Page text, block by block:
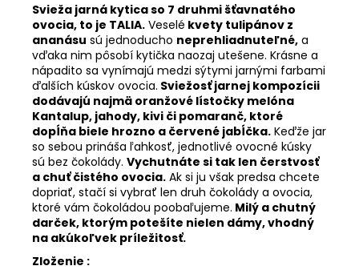
Svieža jarná kytica so 7 druhmi šťavnatého
ovocia, to je TALIA. Veselé kvety tulipánov z
ananásu sú jednoducho neprehliadnuteľné, a
vďaka nim pôsobí kytička naozaj utešene. Krásne a
nápadito sa vynímajú medzi sýtymi jarnými farbami
ďalších kúskov ovocia. Sviežosť jarnej kompozícii
dodávajú najmä oranžové lístočky melóna
Kantalup, jahody, kivi či pomaranč, ktoré
dopĺňa biele hrozno a červené jabĺčka. Keďže jar
so sebou prináša ľahkosť, jednotlivé ovocné kúsky
sú bez čokolády. Vychutnáte si tak len čerstvosť
a chuť čistého ovocia. Ak si ju však predsa chcete
dopriať, stačí si vybrať len druh čokolády a ovocia,
ktoré vám čokoládou poobaľujeme. Milý a chutný
darček, ktorým potešíte nielen dámy, vhodný
na akúkoľvek príležitosť.
Zloženie :